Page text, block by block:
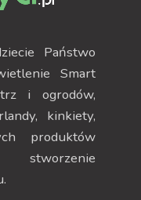
Państwo
Smart
i ogrodów,
kinkiety,
produktów
stworzenie